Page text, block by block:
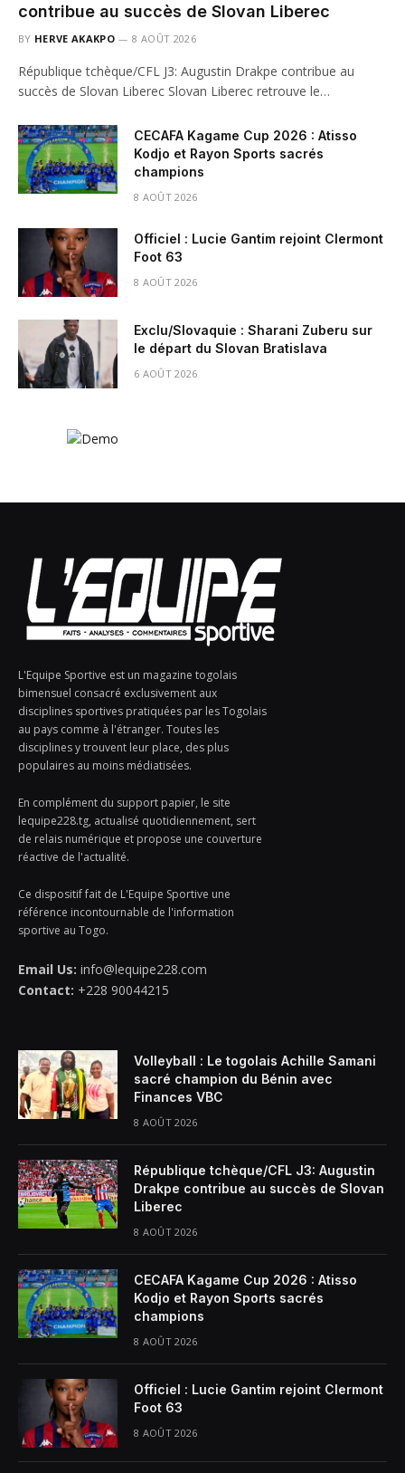
contribue au succès de Slovan Liberec
BY HERVE AKAKPO 8 AOÛT 2026
République tchèque/CFL J3: Augustin Drakpe contribue au
succès de Slovan Liberec Slovan Liberec retrouve le…
CECAFA Kagame Cup 2026 : Atisso
Kodjo et Rayon Sports sacrés
champions
8 AOÛT 2026
Officiel : Lucie Gantim rejoint Clermont
Foot 63
8 AOÛT 2026
Exclu/Slovaquie : Sharani Zuberu sur
le départ du Slovan Bratislava
6 AOÛT 2026
L'Equipe Sportive est un magazine togolais
bimensuel consacré exclusivement aux
disciplines sportives pratiquées par les Togolais
au pays comme à l'étranger. Toutes les
disciplines y trouvent leur place, des plus
populaires au moins médiatisées.
En complément du support papier, le site
lequipe228.tg, actualisé quotidiennement, sert
de relais numérique et propose une couverture
réactive de l'actualité.
Ce dispositif fait de L'Equipe Sportive une
référence incontournable de l'information
sportive au Togo.
Email Us: info@lequipe228.com
Contact: +228 90044215
Volleyball : Le togolais Achille Samani
sacré champion du Bénin avec
Finances VBC
8 AOÛT 2026
République tchèque/CFL J3: Augustin
Drakpe contribue au succès de Slovan
Liberec
8 AOÛT 2026
CECAFA Kagame Cup 2026 : Atisso
Kodjo et Rayon Sports sacrés
champions
8 AOÛT 2026
Officiel : Lucie Gantim rejoint Clermont
Foot 63
8 AOÛT 2026